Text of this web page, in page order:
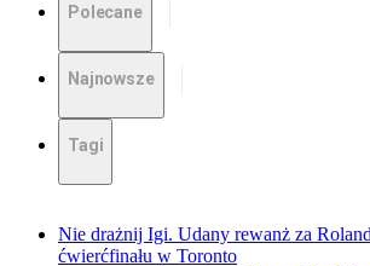
Polecane
Najnowsze
Tagi
Nie drażnij Igi. Udany rewanż za
ćwierćfinału w Toronto